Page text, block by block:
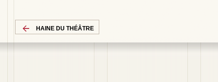
HAINE DU THÉÂTRE